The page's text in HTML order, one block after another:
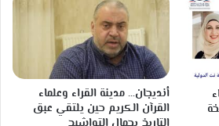
أنديجان… مدينة القراء وعلماء
القرآن الكريم حين يلتقي عبق